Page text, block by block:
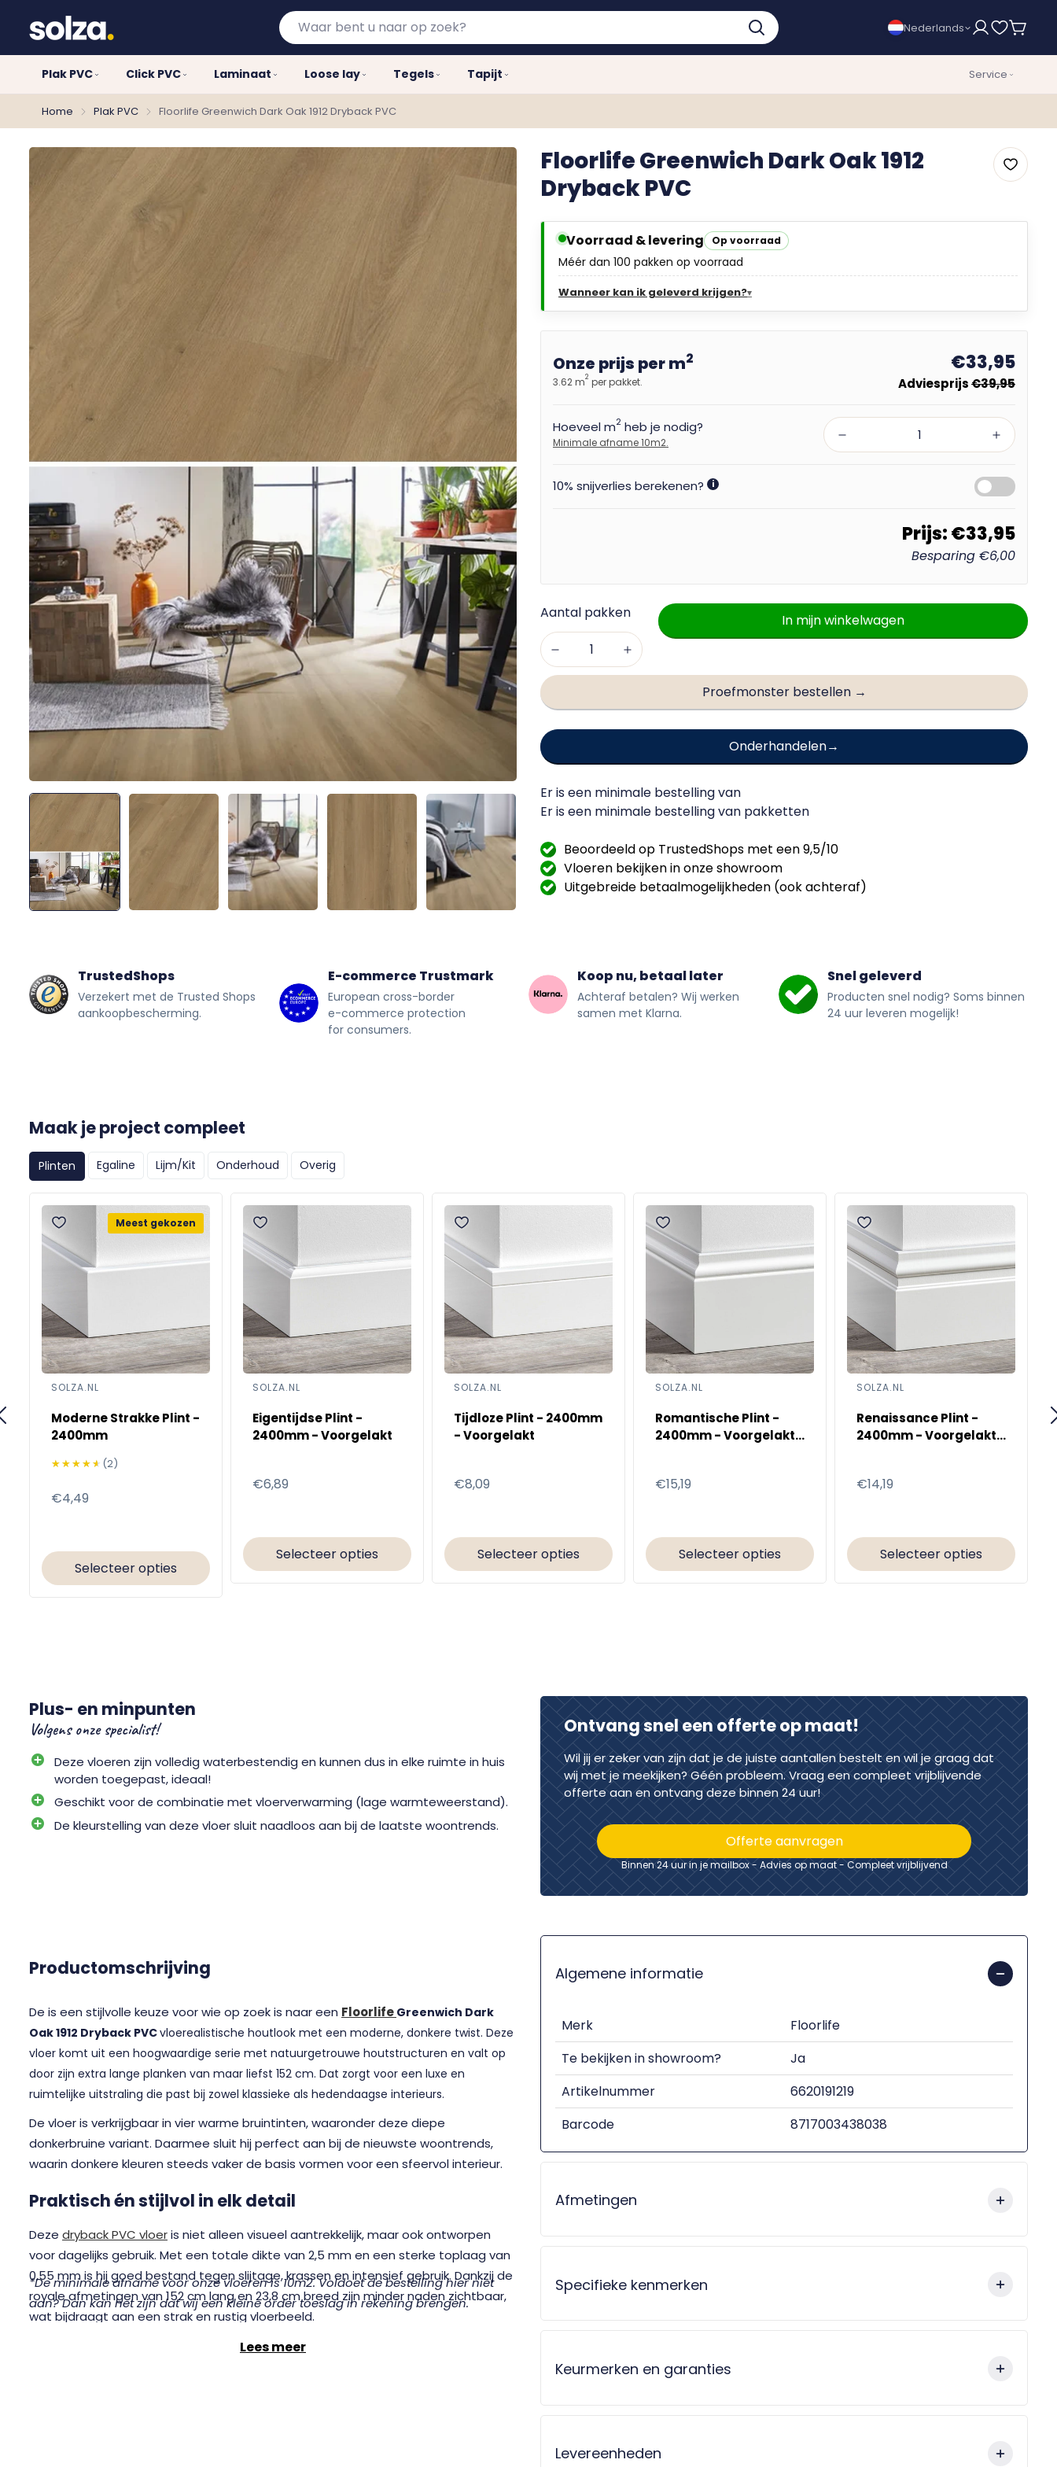
Waar
bent
naar
op
zoek?
Nederlands
Plak PVC Click PVC Laminaat Loose lay Tegels Tapijt Service
Home Plak PVC Floorlife Greenwich Dark Oak 1912 Dryback PVC
Floorlife Greenwich Dark Oak 1912
Dryback PVC
Voorraad & levering Op voorraad
Méér dan 100 pakken op voorraad
Wanneer kan ik geleverd krijgen?
Onze prijs per m2
3.62 m2 per pakket.
€33,95
Adviesprijs€39,95
Hoeveel m2 heb je nodig?
Minimale afname 10m2.
10% snijverlies berekenen? i
Prijs:€33,95
Besparing €6,00
In mijn winkelwagen
Proefmonster bestellen →
Onderhandelen
Er is een minimale bestelling van
Er is een minimale bestelling van pakketten
Beoordeeld op TrustedShops met een 9,5/10
Vloeren bekijken in onze showroom
Uitgebreide betaalmogelijkheden (ook achteraf)
TrustedShops
Verzekert met de Trusted Shops
aankoopbescherming.
E-commerce Trustmark
European cross-border
e-commerce protection
for consumers.
Koop nu, betaal later
Achteraf betalen? Wij werken
samen met Klarna.
Snel geleverd
Producten snel nodig? Soms binnen
24 uur leveren mogelijk!
Maak je project compleet
Plinten Egaline Lijm/Kit Onderhoud Overig
Meest gekozen
SOLZA.NL
Moderne Strakke Plint -
2400mm
★★★★★
★★★★★ (2)
Normale
€4,49
Selecteer opties
SOLZA.NL
Eigentijdse Plint -
2400mm - Voorgelakt
Normale
€6,89
Selecteer opties
SOLZA.NL
Tijdloze Plint - 2400mm
- Voorgelakt
Normale
€8,09
Selecteer opties
SOLZA.NL
Romantische Plint -
2400mm - Voorgelakt
Normale
€15,19
Selecteer opties
SOLZA.NL
Renaissance Plint -
2400mm - Voorgelakt
Normale
€14,19
Selecteer opties
Plus- en minpunten
Volgens onze specialist!
Deze vloeren zijn volledig waterbestendig en kunnen dus in elke ruimte in huis
worden toegepast, ideaal!
Geschikt voor de combinatie met vloerverwarming (lage warmteweerstand).
De kleurstelling van deze vloer sluit naadloos aan bij de laatste woontrends.
Ontvang snel een offerte op maat!
Wil jij er zeker van zijn dat je de juiste aantallen bestelt en wil je graag dat
wij met je meekijken? Géén probleem. Vraag een compleet vrijblijvende
offerte aan en ontvang deze binnen 24 uur!
Offerte aanvragen
Binnen 24 uur in je mailbox - Advies op maat - Compleet vrijblijvend
Productomschrijving
De is een stijlvolle keuze voor wie op zoek is naar een Floorlife Greenwich Dark
Oak 1912 Dryback PVCvloerealistische houtlook met een moderne, donkere twist. Deze
vloer komt uit een hoogwaardige serie met natuurgetrouwe houtstructuren en valt op
door zijn extra lange planken van maar liefst 152 cm. Dat zorgt voor een luxe en
ruimtelijke uitstraling die past bij zowel klassieke als hedendaagse interieurs.
De vloer is verkrijgbaar in vier warme bruintinten, waaronder deze diepe
donkerbruine variant. Daarmee sluit hij perfect aan bij de nieuwste woontrends,
waarin donkere kleuren steeds vaker de basis vormen voor een sfeervol interieur.
Praktisch én stijlvol in elk detail
Deze dryback PVC vloeris niet alleen visueel aantrekkelijk, maar ook ontworpen
voor dagelijks gebruik. Met een totale dikte van 2,5 mm en een sterke toplaag van
0,55 mm is hij goed bestand tegen slijtage, krassen en intensief gebruik. Dankzij de
royale afmetingen van 152 cm lang en 23,8 cm breed zijn minder naden zichtbaar,
wat bijdraagt aan een strak en rustig vloerbeeld.
Elke plank is afgewerkt met vier subtiele V groeven, waardoor het karakter van echt
*De minimale afname voor onze vloeren is 10m2. Voldoet de bestelling hier niet
aan? Dan kan het zijn dat wij een kleine order toeslag in rekening brengen.
Lees meer
Algemene informatie
Merk
Floorlife
Te bekijken in showroom?
Ja
Artikelnummer
6620191219
Barcode
8717003438038
Afmetingen
Specifieke kenmerken
Keurmerken en garanties
Levereenheden